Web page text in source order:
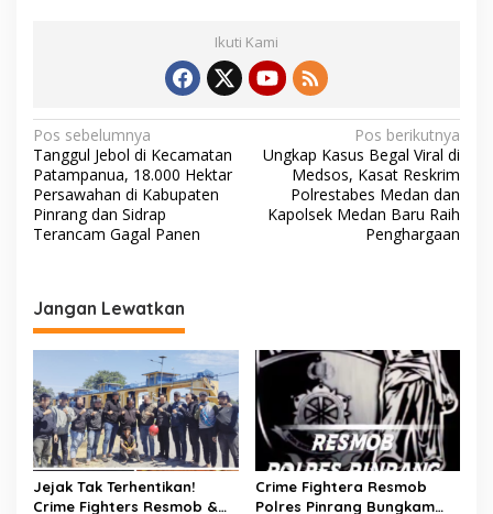
Ikuti Kami
N
a
v
i
a
s
i
p
o
s
Pos sebelumnya
Tanggul Jebol di Kecamatan
Patampanua, 18.000 Hektar
Persawahan di Kabupaten
Pinrang dan Sidrap
Terancam Gagal Panen
Pos berikutnya
Ungkap Kasus Begal Viral di
Medsos, Kasat Reskrim
Polrestabes Medan dan
Kapolsek Medan Baru Raih
Penghargaan
Jangan Lewatkan
Jejak Tak Terhentikan!
Crime Fighters Resmob &
Crime Fightera Resmob
Polres Pinrang Bungkam